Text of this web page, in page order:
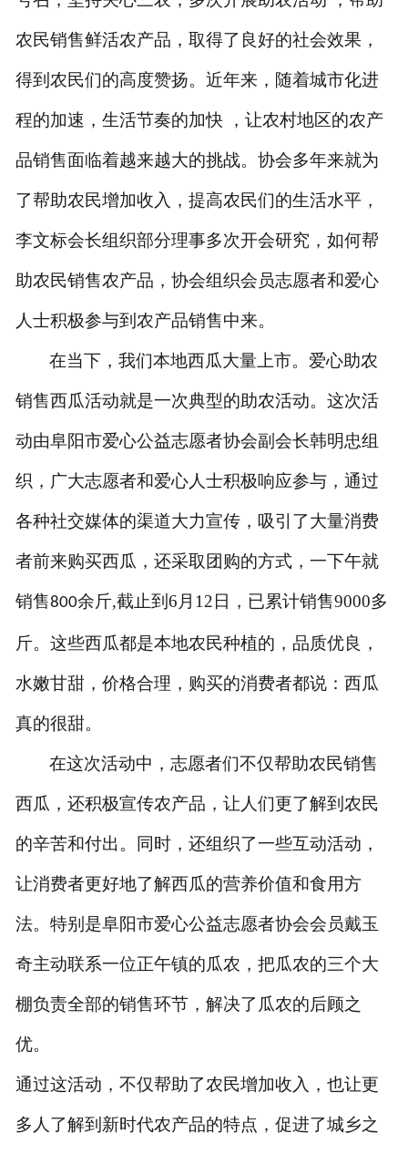
农民销售鲜活农产品，取得了良好的社会效果，
得到农民们的高度赞扬。近年来，随着城市化进
程的加速，生活节奏的加快 ，让农村地区的农产
品销售面临着越来越大的挑战。协会多年来就为
了帮助农民增加收入，提高农民们的生活水平，
李文标会长组织部分理事多次开会研究，如何帮
助农民销售农产品，协会组织会员志愿者和爱心
人士积极参与到农产品销售中来。
在当下，我们本地西瓜大量上市。爱心助农
销售西瓜活动就是一次典型的助农活动。这次活
动由阜阳市爱心公益志愿者协会副会长韩明忠组
织，广大志愿者和爱心人士积极响应参与，通过
各种社交媒体的渠道大力宣传，吸引了大量消费
者前来购买西瓜，还采取团购的方式，一下午就
销售800余斤,截止到6月12日，已累计销售9000多
斤。这些西瓜都是本地农民种植的，品质优良，
水嫩甘甜，价格合理，购买的消费者都说：西瓜
真的很甜。
在这次活动中，志愿者们不仅帮助农民销售
西瓜，还积极宣传农产品，让人们更了解到农民
的辛苦和付出。同时，还组织了一些互动活动，
让消费者更好地了解西瓜的营养价值和食用方
法。特别是阜阳市爱心公益志愿者协会会员戴玉
奇主动联系一位正午镇的瓜农，把瓜农的三个大
棚负责全部的销售环节，解决了瓜农的后顾之
优。
通过这活动，不仅帮助了农民增加收入，也让更
多人了解到新时代农产品的特点，促进了城乡之